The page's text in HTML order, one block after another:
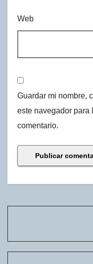
Web
Guardar mi nombre,
este navegador para
comentario.